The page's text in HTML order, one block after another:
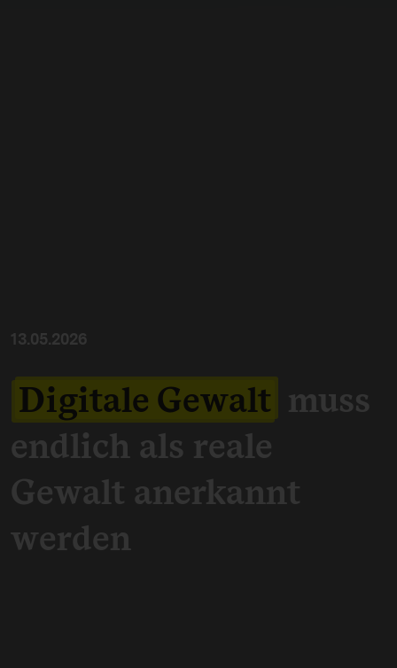
13.05.2026
Digitale Gewalt muss
endlich als reale
Gewalt anerkannt
werden